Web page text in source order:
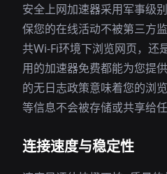
安全上网加速器采用军事级
保您的在线活动不被第三方
共Wi-Fi环境下浏览网页，还
用的加速器免费都能为您提
的无日志政策意味着您的浏
等信息不会被存储或共享给任
连接速度与稳定性